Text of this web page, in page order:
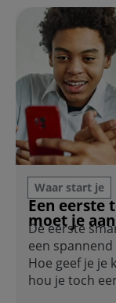
Een eerste
Waar start je
Een eerste
moet je
De eerste
een
Hoe geef je je
hou je toch